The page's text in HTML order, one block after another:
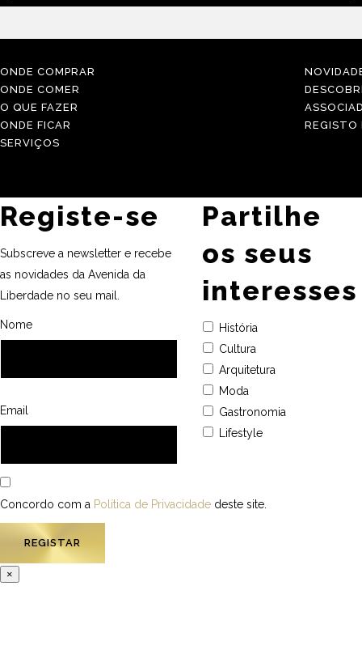
ONDE COMPRAR
ONDE COMER
O QUE FAZER
ONDE FICAR
SERVIÇOS
REGISTO
Registe-se
Subscreve a newsletter e recebe
as novidades da Avenida da
Liberdade no seu mail.
Nome
Email
Partilhe
os seus
interesses
História
Cultura
Arquitetura
Moda
Gastronomia
Lifestyle
Concordo com a Política de Privacidade deste site.
×